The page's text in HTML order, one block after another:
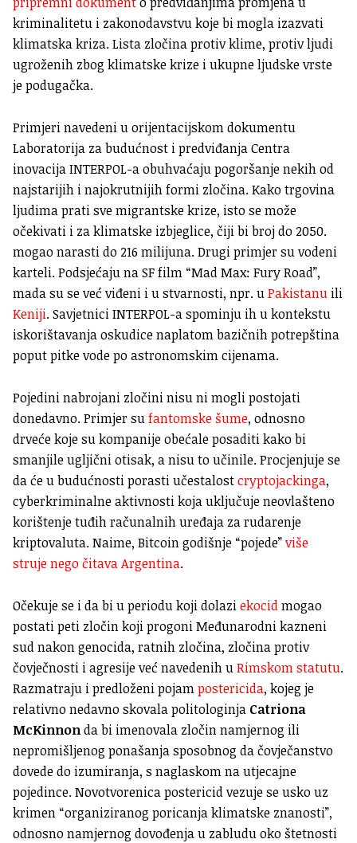
kriminalitetu i zakonodavstvu koje bi mogla izazvati
klimatska kriza. Lista zločina protiv klime, protiv ljudi
ugroženih zbog klimatske krize i ukupne ljudske vrste
je podugačka.
Primjeri navedeni u orijentacijskom dokumentu
Laboratorija za budućnost i predviđanja Centra
inovacija INTERPOL-a obuhvaćaju pogoršanje nekih od
najstarijih i najokrutnijih formi zločina. Kako trgovina
ljudima prati sve migrantske krize, isto se može
očekivati i za klimatske izbjeglice, čiji bi broj do 2050.
mogao narasti do 216 milijuna. Drugi primjer su vodeni
karteli. Podsjećaju na SF film “Mad Max: Fury Road”,
mada su se već viđeni i u stvarnosti, npr. uPakistanu ili
Keniji. Savjetnici INTERPOL-a spominju ih u kontekstu
iskorištavanja oskudice naplatom bazičnih potrepština
poput pitke vode po astronomskim cijenama.
Pojedini nabrojani zločini nisu ni mogli postojati
donedavno. Primjer sufantomske šume, odnosno
drveće koje su kompanije obećale posaditi kako bi
smanjile ugljični otisak, a nisu to učinile. Procjenjuje se
da će u budućnosti porasti učestalostcryptojackinga,
cyberkriminalne aktivnosti koja uključuje neovlašteno
korištenje tuđih računalnih uređaja za rudarenje
kriptovaluta. Naime, Bitcoin godišnje “pojede”više
struje nego čitava Argentina.
Očekuje se i da bi u periodu koji dolaziekocidmogao
postati peti zločin koji progoni Međunarodni kazneni
sud nakon genocida, ratnih zločina, zločina protiv
čovječnosti i agresije već navedenih uRimskom statutu.
Razmatraju i predloženi pojampostericida, kojeg je
relativno nedavno skovala politologinja Catriona
McKinnonda bi imenovala zločin namjernog ili
nepromišljenog ponašanja sposobnog da čovječanstvo
dovede do izumiranja, s naglaskom na utjecajne
pojedince. Novotvorenica postericid vezuje se usko uz
krimen “organiziranog poricanja klimatske znanosti”,
odnosno namjernog dovođenja u zabludu oko štetnosti